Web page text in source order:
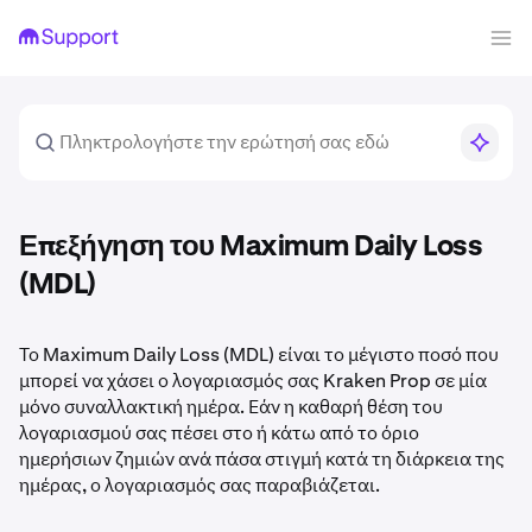
Επεξήγηση του Maximum Daily Loss
(MDL)
Το Maximum Daily Loss (MDL) είναι το μέγιστο ποσό που
μπορεί να χάσει ο λογαριασμός σας Kraken Prop σε μία
μόνο συναλλακτική ημέρα. Εάν η καθαρή θέση του
λογαριασμού σας πέσει στο ή κάτω από το όριο
ημερήσιων ζημιών ανά πάσα στιγμή κατά τη διάρκεια της
ημέρας, ο λογαριασμός σας παραβιάζεται.